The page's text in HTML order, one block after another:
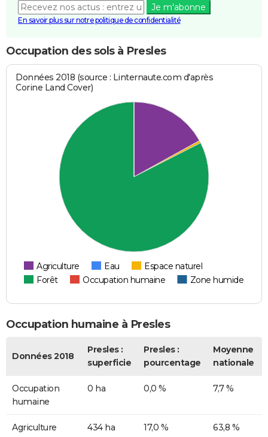
Je m'abonne
En savoir plus sur notre politique de confidentialité
Occupation des sols à Presles
Données 2018 (source : Linternaute.com d'après
Corine Land Cover)
Agriculture Eau
Espace naturel
Forêt
Occupation humaine Zone humide
Occupation humaine à Presles
Données 2018
Presles :
superficie
Presles :
pourcentage
Moyenne
nationale
Occupation
humaine
0 ha 0,0 % 7,7 %
Agriculture 434 ha 17,0 % 63,8 %